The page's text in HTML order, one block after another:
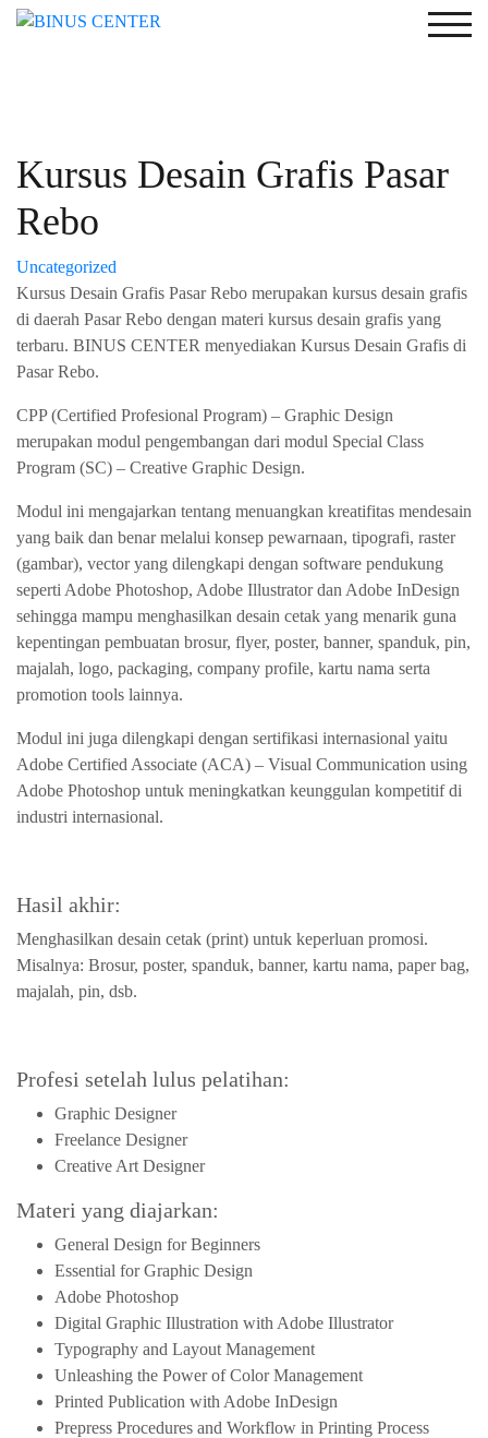
Kursus Desain Grafis Pasar
Rebo
Uncategorized
Kursus Desain Grafis Pasar Rebo merupakan kursus desain grafis
di daerah Pasar Rebo dengan materi kursus desain grafis yang
terbaru. BINUS CENTER menyediakan Kursus Desain Grafis di
Pasar Rebo.
CPP (Certified Profesional Program) – Graphic Design
merupakan modul pengembangan dari modul Special Class
Program (SC) – Creative Graphic Design.
Modul ini mengajarkan tentang menuangkan kreatifitas mendesain
yang baik dan benar melalui konsep pewarnaan, tipografi, raster
(gambar), vector yang dilengkapi dengan software pendukung
seperti Adobe Photoshop, Adobe Illustrator dan Adobe InDesign
sehingga mampu menghasilkan desain cetak yang menarik guna
kepentingan pembuatan brosur, flyer, poster, banner, spanduk, pin,
majalah, logo, packaging, company profile, kartu nama serta
promotion tools lainnya.
Modul ini juga dilengkapi dengan sertifikasi internasional yaitu
Adobe Certified Associate (ACA) – Visual Communication using
Adobe Photoshop untuk meningkatkan keunggulan kompetitif di
industri internasional.
Hasil akhir:
Menghasilkan desain cetak (print) untuk keperluan promosi.
Misalnya: Brosur, poster, spanduk, banner, kartu nama, paper bag,
majalah, pin, dsb.
Profesi setelah lulus pelatihan:
Graphic Designer
Freelance Designer
Creative Art Designer
Materi yang diajarkan:
General Design for Beginners
Essential for Graphic Design
Adobe Photoshop
Digital Graphic Illustration with Adobe Illustrator
Typography and Layout Management
Unleashing the Power of Color Management
Printed Publication with Adobe InDesign
Prepress Procedures and Workflow in Printing Process